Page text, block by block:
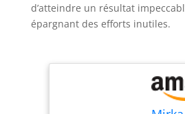
d’atteindre un résultat
épargnant des efforts inutiles.